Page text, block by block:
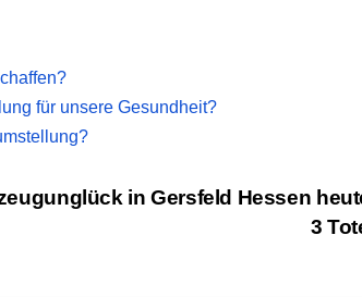
für unsere Gesundheit?
in Gersfeld Hessen
3